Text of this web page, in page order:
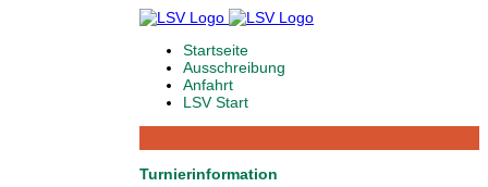
Startseite
Ausschreibung
Anfahrt
LSV Start
Turnierinformation